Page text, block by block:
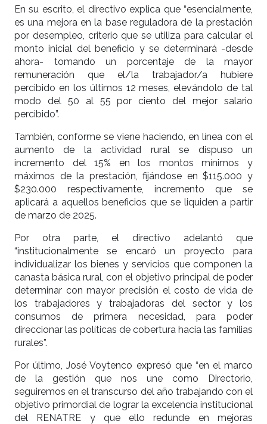
En su escrito, el directivo explica que “esencialmente,
es una mejora en la base reguladora de la prestación
por desempleo, criterio que se utiliza para calcular el
monto inicial del beneficio y se determinará -desde
ahora- tomando un porcentaje de la mayor
remuneración que el/la trabajador/a hubiere
percibido en los últimos 12 meses, elevándolo de tal
modo del 50 al 55 por ciento del mejor salario
percibido”.
También, conforme se viene haciendo, en línea con el
aumento de la actividad rural se dispuso un
incremento del 15% en los montos mínimos y
máximos de la prestación, fijándose en $115.000 y
$230.000 respectivamente, incremento que se
aplicará a aquellos beneficios que se liquiden a partir
de marzo de 2025.
Por otra parte, el directivo adelantó que
“institucionalmente se encaró un proyecto para
individualizar los bienes y servicios que componen la
canasta básica rural, con el objetivo principal de poder
determinar con mayor precisión el costo de vida de
los trabajadores y trabajadoras del sector y los
consumos de primera necesidad, para poder
direccionar las políticas de cobertura hacia las familias
rurales”.
Por último, José Voytenco expresó que “en el marco
de la gestión que nos une como Directorio,
seguiremos en el transcurso del año trabajando con el
objetivo primordial de lograr la excelencia institucional
del RENATRE y que ello redunde en mejoras